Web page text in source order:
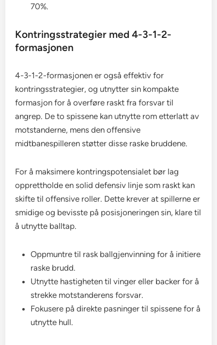
70%.
Kontringsstrategier med 4-3-1-2-
formasjonen
4-3-1-2-formasjonen er også effektiv for
kontringsstrategier, og utnytter sin kompakte
formasjon for å overføre raskt fra forsvar til
angrep. De to spissene kan utnytte rom etterlatt av
motstanderne, mens den offensive
midtbanespilleren støtter disse raske bruddene.
For å maksimere kontringspotensialet bør lag
opprettholde en solid defensiv linje som raskt kan
skifte til offensive roller. Dette krever at spillerne er
smidige og bevisste på posisjoneringen sin, klare til
å utnytte balltap.
Oppmuntre til rask ballgjenvinning for å initiere
raske brudd.
Utnytte hastigheten til vinger eller backer for å
strekke motstanderens forsvar.
Fokusere på direkte pasninger til spissene for å
utnytte hull.